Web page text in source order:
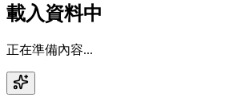
載入資料中
正在準備內容...